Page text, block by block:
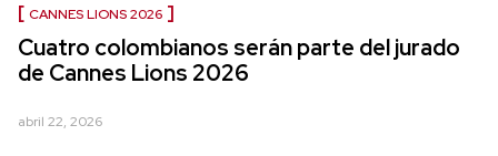
CANNES LIONS 2026
Cuatro colombianos serán parte del jurado
de Cannes Lions 2026
abril 22, 2026